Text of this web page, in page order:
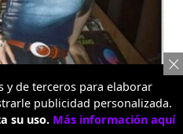
y de terceros para elaborar
publicidad personalizada.
su uso. Más información aquí